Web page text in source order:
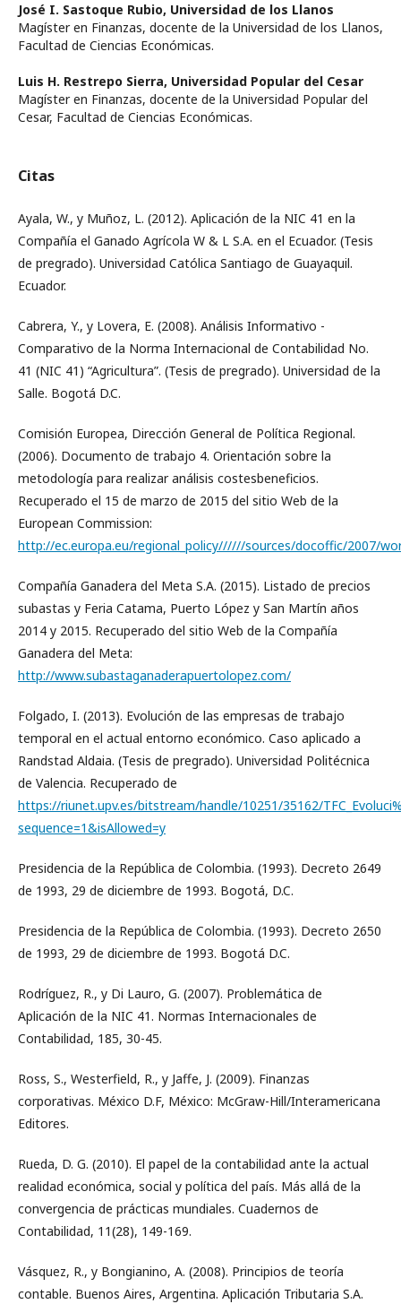
José I. Sastoque Rubio, Universidad de los Llanos
Magíster en Finanzas, docente de la Universidad de los Llanos,
Facultad de Ciencias Económicas.
Luis H. Restrepo Sierra, Universidad Popular del Cesar
Magíster en Finanzas, docente de la Universidad Popular del
Cesar, Facultad de Ciencias Económicas.
Citas
Ayala, W., y Muñoz, L. (2012). Aplicación de la NIC 41 en la
Compañía el Ganado Agrícola W & L S.A. en el Ecuador. (Tesis
de pregrado). Universidad Católica Santiago de Guayaquil.
Ecuador.
Cabrera, Y., y Lovera, E. (2008). Análisis Informativo -
Comparativo de la Norma Internacional de Contabilidad No.
41 (NIC 41) “Agricultura”. (Tesis de pregrado). Universidad de la
Salle. Bogotá D.C.
Comisión Europea, Dirección General de Política Regional.
(2006). Documento de trabajo 4. Orientación sobre la
metodología para realizar análisis costesbeneficios.
Recuperado el 15 de marzo de 2015 del sitio Web de la
European Commission:
http://ec.europa.eu/regional_policy//////sources/docoffic/2007/
Compañía Ganadera del Meta S.A. (2015). Listado de precios
subastas y Feria Catama, Puerto López y San Martín años
2014 y 2015. Recuperado del sitio Web de la Compañía
Ganadera del Meta:
http://www.subastaganaderapuertolopez.com/
Folgado, I. (2013). Evolución de las empresas de trabajo
temporal en el actual entorno económico. Caso aplicado a
Randstad Aldaia. (Tesis de pregrado). Universidad Politécnica
de Valencia. Recuperado de
https://riunet.upv.es/bitstream/handle/10251/35162/
sequence=1&isAllowed=y
Presidencia de la República de Colombia. (1993). Decreto 2649
de 1993, 29 de diciembre de 1993. Bogotá, D.C.
Presidencia de la República de Colombia. (1993). Decreto 2650
de 1993, 29 de diciembre de 1993. Bogotá D.C.
Rodríguez, R., y Di Lauro, G. (2007). Problemática de
Aplicación de la NIC 41. Normas Internacionales de
Contabilidad, 185, 30-45.
Ross, S., Westerfield, R., y Jaffe, J. (2009). Finanzas
corporativas. México D.F, México: McGraw-Hill/Interamericana
Editores.
Rueda, D. G. (2010). El papel de la contabilidad ante la actual
realidad económica, social y política del país. Más allá de la
convergencia de prácticas mundiales. Cuadernos de
Contabilidad, 11(28), 149-169.
Vásquez, R., y Bongianino, A. (2008). Principios de teoría
contable. Buenos Aires, Argentina. Aplicación Tributaria S.A.